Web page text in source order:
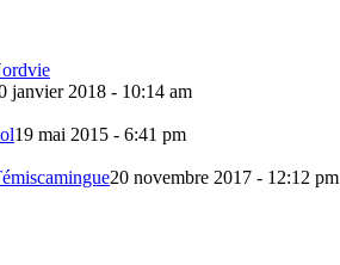
janvier 2018 - 10:14 am
19 mai 2015 - 6:41 pm
20 novembre 2017 - 12:12 pm